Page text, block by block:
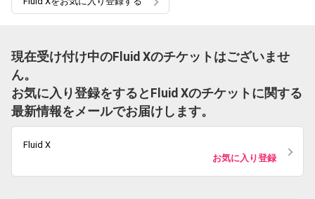
現在受け付け中のFluid Xのチケットはございませ
ん。
お気に入り登録をするとFluid Xのチケットに関する
最新情報をメールでお届けします。
Fluid X
お気に入り登録